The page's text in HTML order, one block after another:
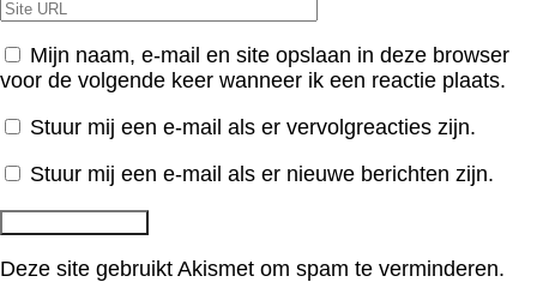
Mijn naam, e-mail en site opslaan in deze browser
voor de volgende keer wanneer ik een reactie plaats.
Stuur mij een e-mail als er vervolgreacties zijn.
Stuur mij een e-mail als er nieuwe berichten zijn.
Deze site gebruikt Akismet om spam te verminderen.